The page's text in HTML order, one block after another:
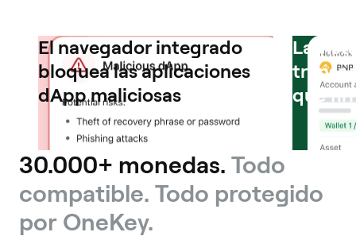
El navegador integrado
bloquea las aplicaciones
dApp maliciosas
La
que
30.000+ monedas. Todo
compatible. Todo protegido
por OneKey.